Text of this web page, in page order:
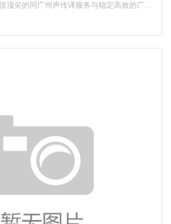
顶尖的同广州声传译服务与稳定高效的广州